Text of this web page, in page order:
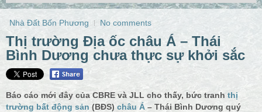
Nhà Đất Bốn Phương No comments
Thị trường Địa ốc châu Á – Thái
Bình Dương chưa thực sự khởi sắc
Báo cáo mới đây của CBRE và JLL cho thấy, bức tranh thị
trường bất động sản (BĐS) châu Á – Thái Bình Dương quý